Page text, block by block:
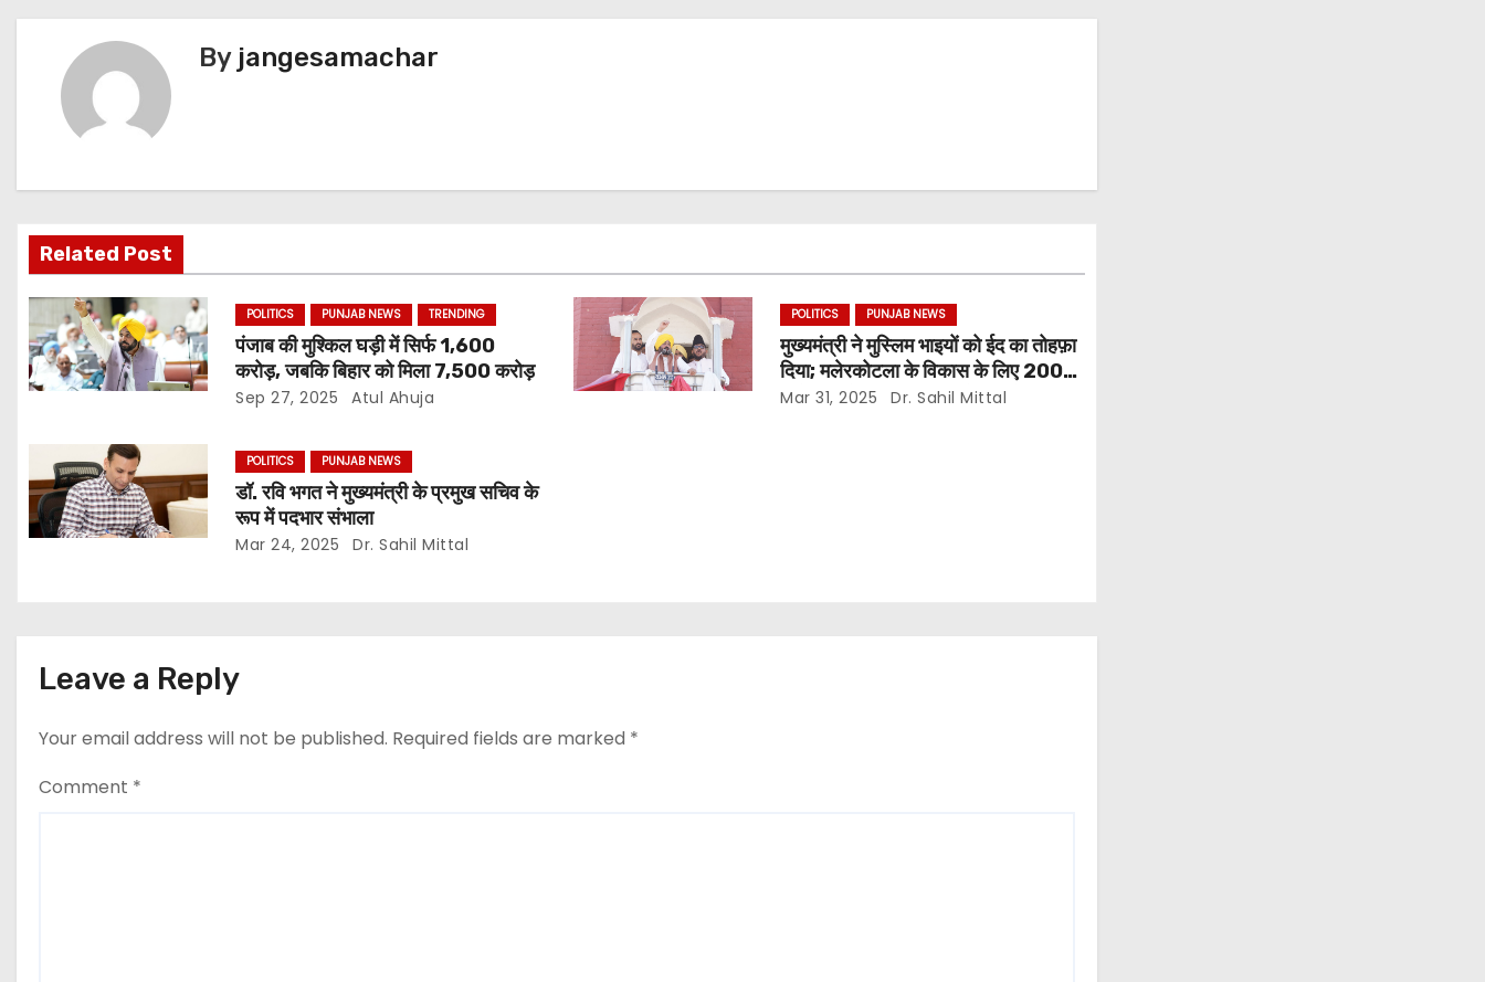
By jangesamachar
Related Post
POLITICS PUNJAB NEWS TRENDING
पंजाब की मुश्किल घड़ी में सिर्फ 1,600
करोड़, जबकि बिहार को मिला 7,500 करोड़
Sep 27, 2025 Atul Ahuja
POLITICS PUNJAB NEWS
मुख्यमंत्री ने मुस्लिम भाइयों को ईद का तोहफ़ा
दिया; मलेरकोटला के विकास के लिए 200
करोड़ रुपये की विकास परियोजनाओं की
Mar 31, 2025 Dr. Sahil Mittal
POLITICS PUNJAB NEWS
डॉ. रवि भगत ने मुख्यमंत्री के प्रमुख सचिव के
रूप में पदभार संभाला
Mar 24, 2025 Dr. Sahil Mittal
Leave a Reply
Your email address will not be published. Required fields are marked *
Comment *